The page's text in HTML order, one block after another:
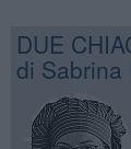
DUE
di Sabrina